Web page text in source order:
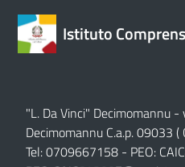
Istituto
"L. Da Vinci" Decimomannu
Decimomannu C.a.p. 09033 (
Tel: 0709667158 - PEO: